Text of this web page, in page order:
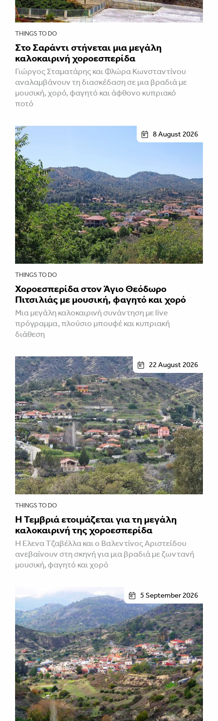
THINGS TO DO
Στο Σαράντι στήνεται μια μεγάλη
καλοκαιρινή χοροεσπερίδα
Γιώργος Σταματάρης και Φλώρα Κωνσταντίνου
αναλαμβάνουν τη διασκέδαση σε μια βραδιά με
μουσική, χορό, φαγητό και άφθονο κυπριακό
ποτό
8 August 2026
THINGS TO DO
Χοροεσπερίδα στον Άγιο Θεόδωρο
Πιτσιλιάς με μουσική, φαγητό και χορό
Μια μεγάλη καλοκαιρινή συνάντηση με live
πρόγραμμα, πλούσιο μπουφέ και κυπριακή
διάθεση
22 August 2026
THINGS TO DO
Η Τεμβριά ετοιμάζεται για τη μεγάλη
καλοκαιρινή της χοροεσπερίδα
Η Έλενα Τζαβέλλα και ο Βαλεντίνος Αριστείδου
ανεβαίνουν στη σκηνή για μια βραδιά με ζωντανή
μουσική, φαγητό και χορό
5 September 2026